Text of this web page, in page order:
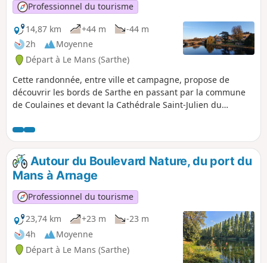
Professionnel du tourisme
14,87 km
+44 m
-44 m
2h
Moyenne
Départ à Le Mans (Sarthe)
Cette randonnée, entre ville et campagne, propose de
découvrir les bords de Sarthe en passant par la commune
de Coulaines et devant la Cathédrale Saint-Julien du
bords de Sarthe.
Autour du Boulevard Nature, du port du
Mans à Arnage
Professionnel du tourisme
23,74 km
+23 m
-23 m
4h
Moyenne
Départ à Le Mans (Sarthe)